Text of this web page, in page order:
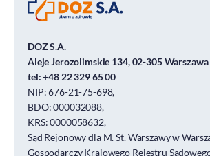
DOZ S.A.
Aleje Jerozolimskie 134, 02-305 Warszawa
tel:+48 22 329 65 00
NIP: 676-21-75-698,
BDO: 000032088,
KRS: 0000058632,
Sąd Rejonowy dla M. St. Warszawy w
Gospodarczy Krajowego Rejestru